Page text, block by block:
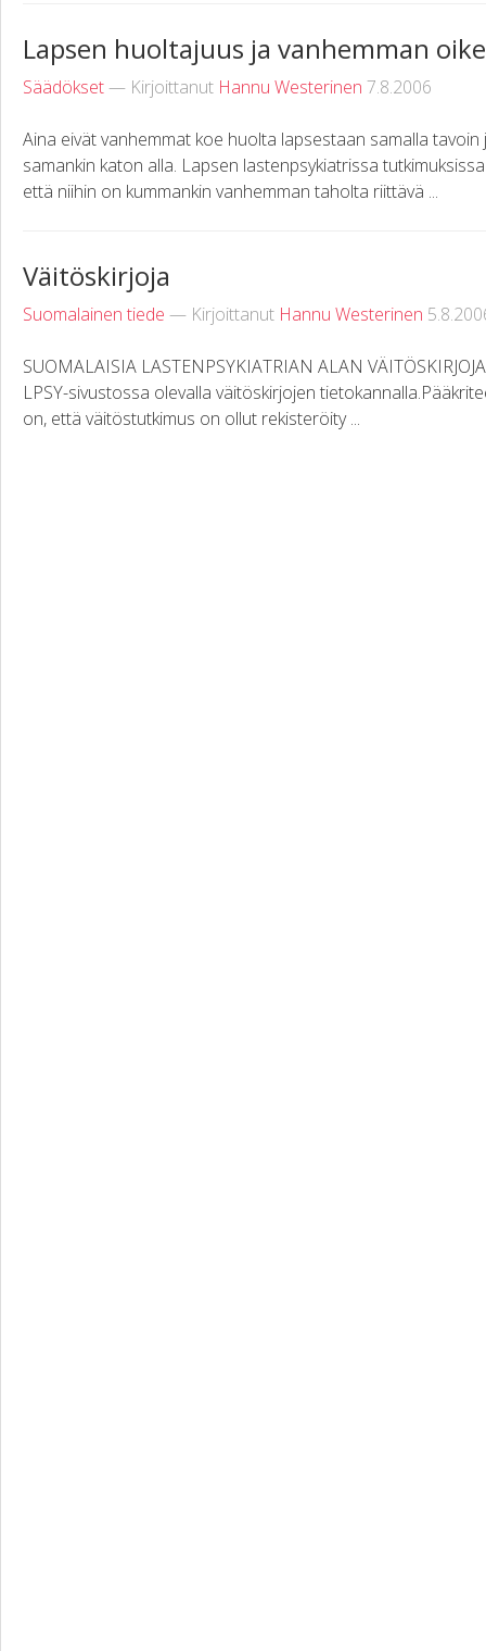
Lapsen huoltajuus ja vanhemman
Säädökset— Kirjoittanut Hannu Westerinen 7.8.2006
Aina eivät vanhemmat koe huolta lapsestaan samalla tavoin
samankin katon alla. Lapsen lastenpsykiatrissa
että niihin on kummankin vanhemman taholta riittävä ...
Väitöskirjoja
Suomalainen tiede — Kirjoittanut Hannu Westerinen
SUOMALAISIA LASTENPSYKIATRIAN ALAN
LPSY-sivustossa olevalla väitöskirjojen
on, että väitöstutkimus on ollut rekisteröity ...